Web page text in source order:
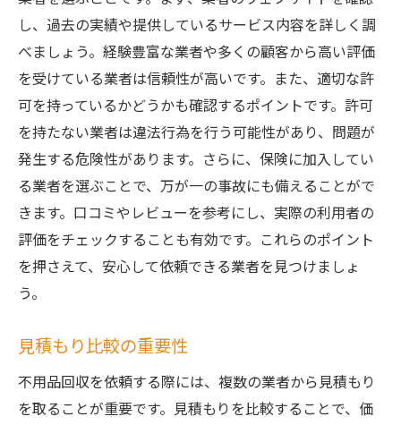
し、過去の実績や提供しているサービス内容を詳しく調
べましょう。経験豊富な業者や多くの顧客から高い評価
を受けている業者は信頼性が高いです。また、適切な許
可を持っているかどうかも確認するポイントです。許可
を持たない業者は違法行為を行う可能性があり、問題が
発生する危険性があります。さらに、保険に加入してい
る業者を選ぶことで、万が一の事故にも備えることがで
きます。口コミやレビューを参考にし、実際の利用者の
評価をチェックすることも有効です。これらのポイント
を押さえて、安心して依頼できる業者を見つけましょ
う。
見積もり比較の重要性
不用品回収を依頼する際には、複数の業者から見積もり
を取ることが重要です。見積もりを比較することで、価